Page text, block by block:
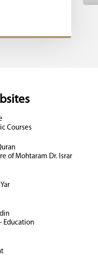
Courses
of Mohtaram Dr. Israr
Education